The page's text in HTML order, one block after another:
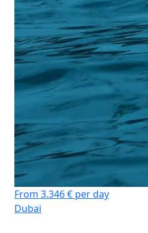
From 3.346 € per day
Dubai